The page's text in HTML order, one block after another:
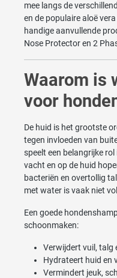
mee langs de
en de populaire aloë
handige aanvullende
Nose Protector en 2
Waarom is
voor
De huid is het grootste
tegen invloeden van
speelt een belangrijke
vacht en op de huid
bacteriën en overtollig
met water is vaak niet
Een goede
schoonmaken:
Verwijdert vuil, talg
Hydrateert huid en
Vermindert jeuk,